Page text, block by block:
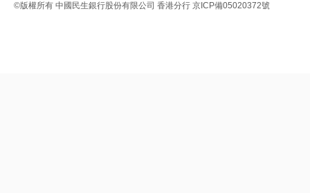
©版權所有 中國民生銀行股份有限公司 香港分行 京ICP備05020372號